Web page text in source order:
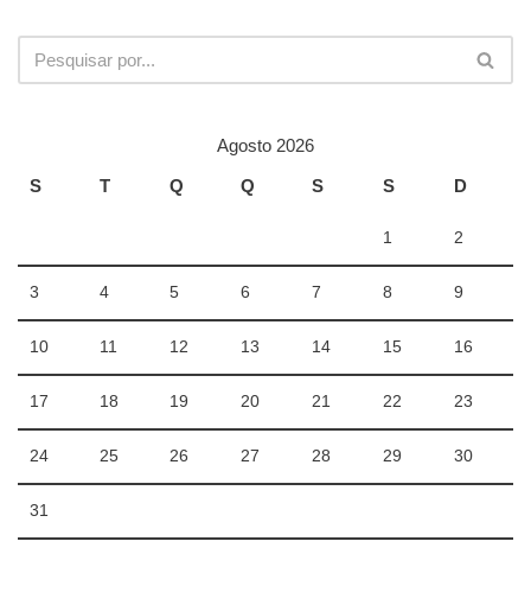
Agosto 2026
S
T Q Q S S D
1 2
3 4 5 6 7 8 9
10 11 12 13 14 15 16
17 18 19 20 21 22 23
24 25 26 27 28 29 30
31